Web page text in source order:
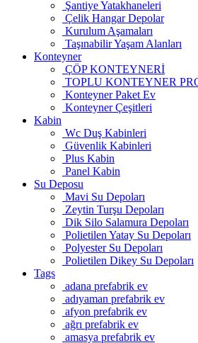
Şantiye Yatakhaneleri
Çelik Hangar Depolar
Kurulum Aşamaları
Taşınabilir Yaşam Alanları
Konteyner
ÇÖP KONTEYNERİ
TOPLU KONTEYNER
Konteyner Paket Ev
Konteyner Çeşitleri
Kabin
Wc Duş Kabinleri
Güvenlik Kabinleri
Plus Kabin
Panel Kabin
Su Deposu
Mavi Su Depoları
Zeytin Turşu Depoları
Dik Silo Salamura Depoları
Polietilen Yatay Su Depoları
Polyester Su Depoları
Polietilen Dikey Su Depoları
Tags
adana prefabrik ev
adıyaman prefabrik ev
afyon prefabrik ev
ağrı prefabrik ev
amasya prefabrik ev